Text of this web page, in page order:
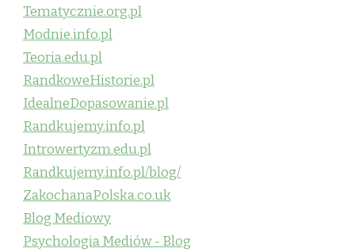
Tematycznie.org.pl
Modnie.info.pl
Teoria.edu.pl
RandkoweHistorie.pl
IdealneDopasowanie.pl
Randkujemy.info.pl
Introwertyzm.edu.pl
Randkujemy.info.pl/blog/
ZakochanaPolska.co.uk
Blog Mediowy
Psychologia Mediów - Blog